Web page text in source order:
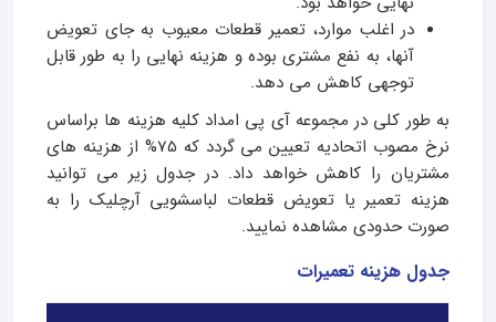
در اغلب موارد، تعمیر قطعات معیوب به جای تعویض
آنها، به نفع مشتری بوده و هزینه نهایی را به طور قابل
توجهی کاهش می‌ دهد.
به طور کلی در مجموعه آی پی امداد کلیه هزینه ها براساس
نرخ مصوب اتحادیه تعیین می گردد که 75% از هزینه های
مشتریان را کاهش خواهد داد. در جدول زیر می توانید
هزینه تعمیر یا تعویض قطعات لباسشویی آرچلیک را به
صورت حدودی مشاهده نمایید.
جدول هزینه تعمیرات